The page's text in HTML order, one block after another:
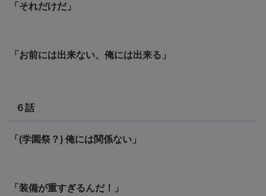
「それだけだ」
「お前には出来ない、俺には出来る」
６話
「(学園祭？) 俺には関係ない」
「装備が重すぎるんだ！」